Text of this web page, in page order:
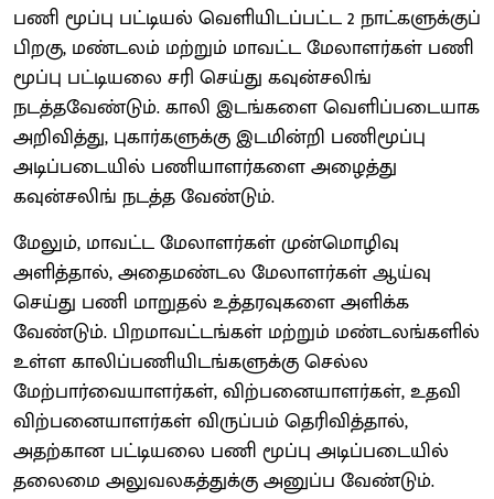
பணி மூப்பு பட்டியல் வெளியிடப்பட்ட 2 நாட்களுக்குப்
பிறகு, மண்டலம் மற்றும் மாவட்ட மேலாளர்கள் பணி
மூப்பு பட்டியலை சரி செய்து கவுன்சலிங்
நடத்தவேண்டும். காலி இடங்களை வெளிப்படையாக
அறிவித்து, புகார்களுக்கு இடமின்றி பணிமூப்பு
அடிப்படையில் பணியாளர்களை அழைத்து
கவுன்சலிங் நடத்த வேண்டும்.
மேலும், மாவட்ட மேலாளர்கள் முன்மொழிவு
அளித்தால், அதைமண்டல மேலாளர்கள் ஆய்வு
செய்து பணி மாறுதல் உத்தரவுகளை அளிக்க
வேண்டும். பிறமாவட்டங்கள் மற்றும் மண்டலங்களில்
உள்ள காலிப்பணியிடங்களுக்கு செல்ல
மேற்பார்வையாளர்கள், விற்பனையாளர்கள், உதவி
விற்பனையாளர்கள் விருப்பம் தெரிவித்தால்,
அதற்கான பட்டியலை பணி மூப்பு அடிப்படையில்
தலைமை அலுவலகத்துக்கு அனுப்ப வேண்டும்.